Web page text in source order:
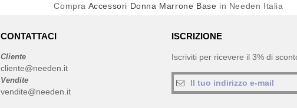
Compra Accessori Donna Marrone Base in Needen Italia
CONTATTACI
Cliente
cliente@needen.it
Vendite
vendite@needen.it
ISCRIZIONE
Iscriviti per ricevere il 3% di